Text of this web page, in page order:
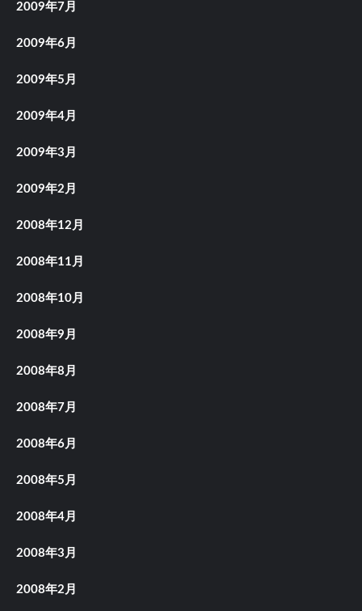
2009年7月
2009年6月
2009年5月
2009年4月
2009年3月
2009年2月
2008年12月
2008年11月
2008年10月
2008年9月
2008年8月
2008年7月
2008年6月
2008年5月
2008年4月
2008年3月
2008年2月